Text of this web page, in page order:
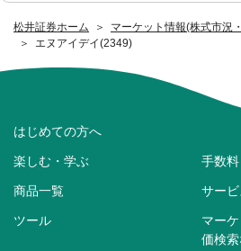
松井証券ホーム
マーケット情報(株式市況
エヌアイデイ(2349)
はじめての方へ
楽しむ・学ぶ 手数料
商品一覧 サービ
ツール
マー
価検